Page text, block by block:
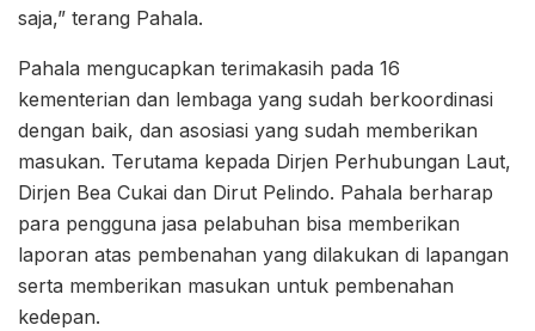
saja,” terang Pahala.
Pahala mengucapkan terimakasih pada 16
kementerian dan lembaga yang sudah berkoordinasi
dengan baik, dan asosiasi yang sudah memberikan
masukan. Terutama kepada Dirjen Perhubungan Laut,
Dirjen Bea Cukai dan Dirut Pelindo. Pahala berharap
para pengguna jasa pelabuhan bisa memberikan
laporan atas pembenahan yang dilakukan di lapangan
serta memberikan masukan untuk pembenahan
kedepan.